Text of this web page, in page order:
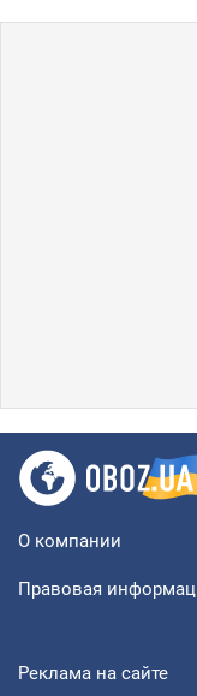
О компании
Правовая
Реклама на сайте